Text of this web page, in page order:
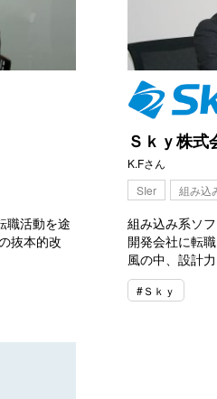
職活動を途
抜本的改
Ｓｋｙ株式
K.Fさん
SIer
組み込
組み込み系ソ
開発会社に転
風の中、設計
#Ｓｋｙ